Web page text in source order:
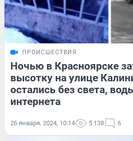
ПРОИСШЕСТВИЯ
Ночью в Красноярске
высотку на улице
остались без света,
интернета
26 января, 2024, 10:14 5 138 6